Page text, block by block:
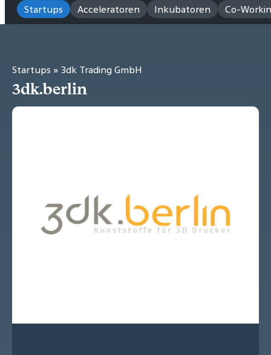
Startups Acceleratoren Inkubatoren Co-
Startups » 3dk Trading GmbH
3dk.berlin